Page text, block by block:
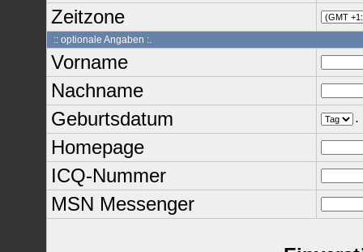
Zeitzone
:: optionale Angaben :.
Vorname
Nachname
Geburtsdatum
.
Homepage
ICQ-Nummer
MSN Messenger